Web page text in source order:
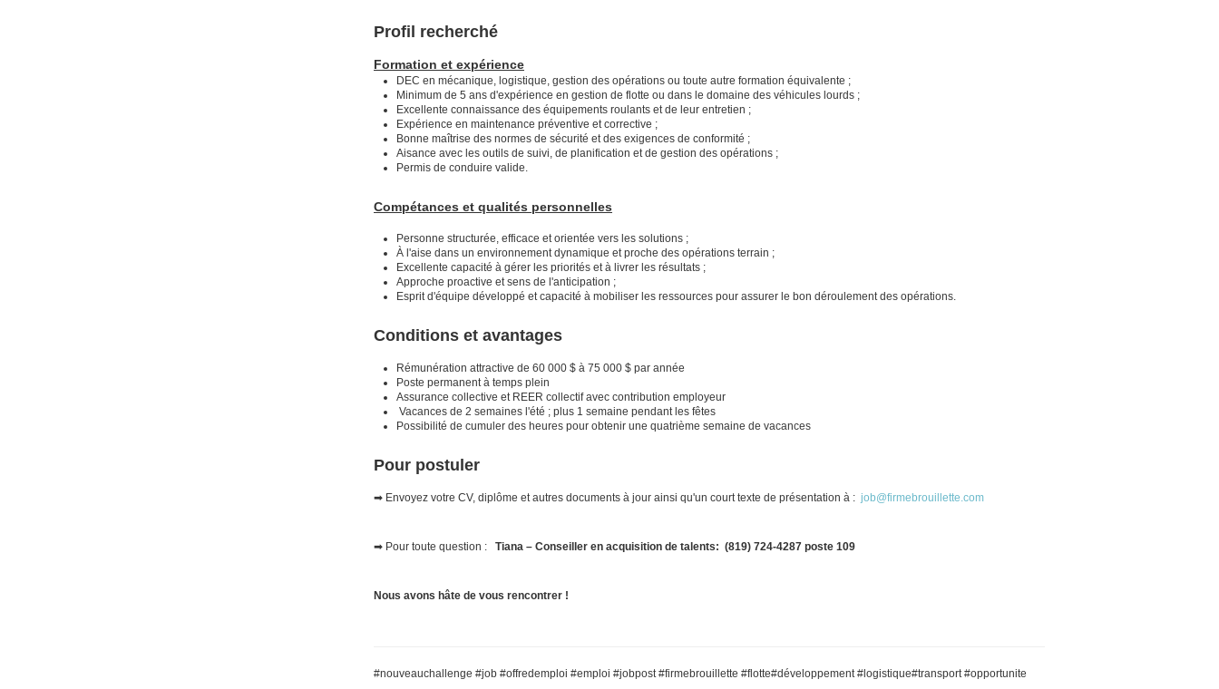
Profil recherché
Formation et expérience
DEC en mécanique, logistique, gestion des opérations ou toute autre formation équivalente ;
Minimum de 5 ans d'expérience en gestion de flotte ou dans le domaine des véhicules lourds ;
Excellente connaissance des équipements roulants et de leur entretien ;
Expérience en maintenance préventive et corrective ;
Bonne maîtrise des normes de sécurité et des exigences de conformité ;
Aisance avec les outils de suivi, de planification et de gestion des opérations ;
Permis de conduire valide.
Compétances et qualités personnelles
Personne structurée, efficace et orientée vers les solutions ;
À l'aise dans un environnement dynamique et proche des opérations terrain ;
Excellente capacité à gérer les priorités et à livrer les résultats ;
Approche proactive et sens de l'anticipation ;
Esprit d'équipe développé et capacité à mobiliser les ressources pour assurer le bon déroulement des opérations.
Conditions et avantages
Rémunération attractive de 60 000 $ à 75 000 $ par année
Poste permanent à temps plein
Assurance collective et REER collectif avec contribution employeur
Vacances de 2 semaines l'été ; plus 1 semaine pendant les fêtes
Possibilité de cumuler des heures pour obtenir une quatrième semaine de vacances
Pour postuler
➡ Envoyez votre CV, diplôme et autres documents à jour ainsi qu'un court texte de présentation à : job@firmebrouillette.com
➡ Pour toute question : Tiana – Conseiller en acquisition de talents: (819) 724-4287 poste 109
Nous avons hâte de vous rencontrer !
#nouveauchallenge #job #offredemploi #emploi #jobpost #firmebrouillette #flotte#développement #logistique#transport #opportunite